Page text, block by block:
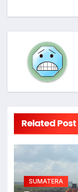
Related Post
SUMATERA